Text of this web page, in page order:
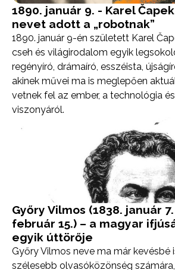
1890. január 9. - Karel
nevet adott a „robotnak”
1890. január 9-én született Karel
cseh és világirodalom egyik
regényíró, drámaíró, esszéista,
akinek művei ma is meglepően
vetnek fel az ember, a technológia
viszonyáról.
Győry Vilmos (1838. január 7.
február 15.) – a magyar
egyik úttörője
Győry Vilmos neve ma már kevésbé
szélesebb olvasóközönség